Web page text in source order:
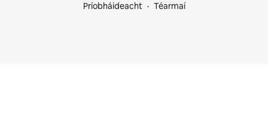
Príobháideacht
Téarmaí